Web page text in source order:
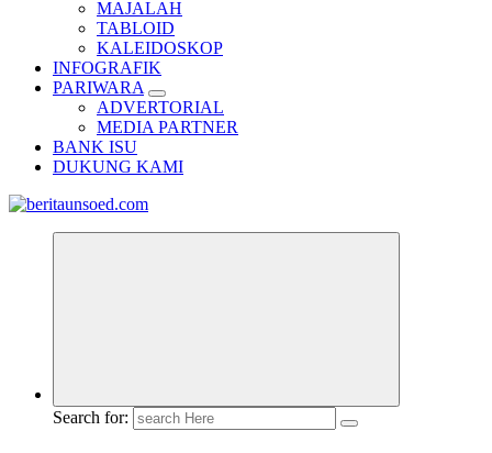
MAJALAH
TABLOID
KALEIDOSKOP
INFOGRAFIK
PARIWARA
ADVERTORIAL
MEDIA PARTNER
BANK ISU
DUKUNG KAMI
Pemandu Wawasan Almamater
Search for: